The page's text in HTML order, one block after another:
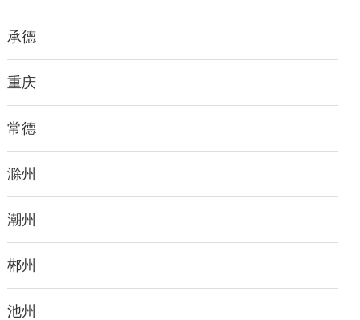
承德
重庆
常德
滁州
潮州
郴州
池州